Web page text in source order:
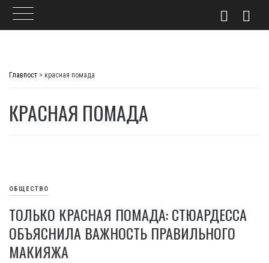
Главпост > красная помада
КРАСНАЯ ПОМАДА
ОБЩЕСТВО
ТОЛЬКО КРАСНАЯ ПОМАДА: СТЮАРДЕССА
ОБЪЯСНИЛА ВАЖНОСТЬ ПРАВИЛЬНОГО
МАКИЯЖА